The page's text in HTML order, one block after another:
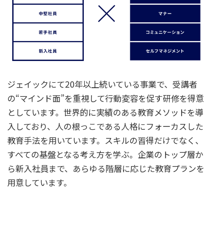
ジェイックにて20年以上続いている事業で、受講者
の“マインド面”を重視して行動変容を促す研修を得意
としています。世界的に実績のある教育メソッドを導
入しており、人の根っこである人格にフォーカスした
教育手法を用いています。スキルの習得だけでなく、
すべての基盤となる考え方を学ぶ。企業のトップ層か
ら新入社員まで、あらゆる階層に応じた教育プランを
用意しています。